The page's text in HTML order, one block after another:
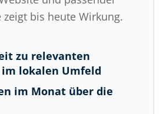
zeigt bis heute Wirkung.
zu relevanten
im lokalen Umfeld
im Monat über die